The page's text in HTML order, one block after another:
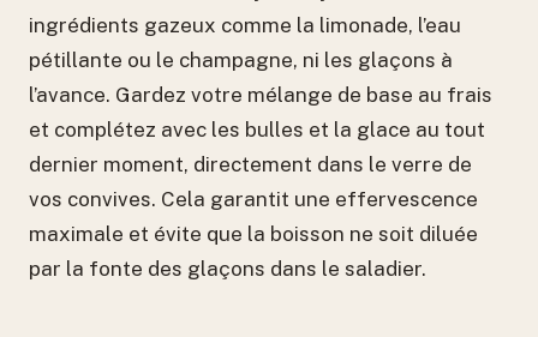
ingrédients gazeux comme la limonade, l’eau
pétillante ou le champagne, ni les glaçons à
l’avance. Gardez votre mélange de base au frais
et complétez avec les bulles et la glace au tout
dernier moment, directement dans le verre de
vos convives. Cela garantit une effervescence
maximale et évite que la boisson ne soit diluée
par la fonte des glaçons dans le saladier.